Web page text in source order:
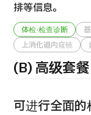
国际 第二医疗意见
治療 治療
2026.01.12
排等信息。
体检·检查诊断
上消化道内窥镜
(B) 高级套
可进行全面